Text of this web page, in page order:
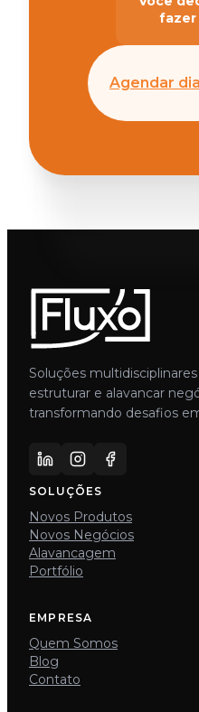
fazer
Agendar
Soluções multidisciplinares
estruturar e alavancar
transformando desafios
SOLUÇÕES
Novos Produtos
Novos Negócios
Alavancagem
Portfólio
EMPRESA
Quem Somos
Blog
Contato